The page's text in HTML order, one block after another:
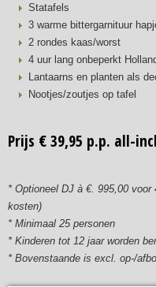
Statafels
3 warme bittergarnituur
2 rondes kaas/worst
4 uur lang onbeperkt
Lantaarns en planten als
Nootjes/zoutjes op tafel
Prijs € 39,95 p.p. all-
* Optioneel DJ à €. 995,00
kosten)
* Minimaal 25 personen
* Kinderen tot 12 jaar worden
* Bovenstaande is excl. op-/